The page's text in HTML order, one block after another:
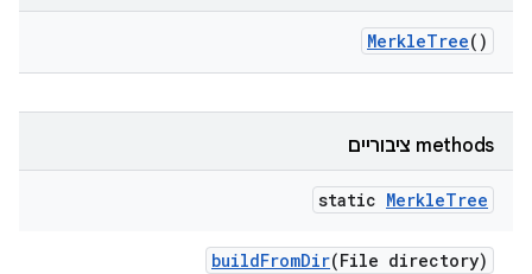
MerkleTree()
‫methods ציבוריים
static MerkleTree
buildFromDir(File directory)